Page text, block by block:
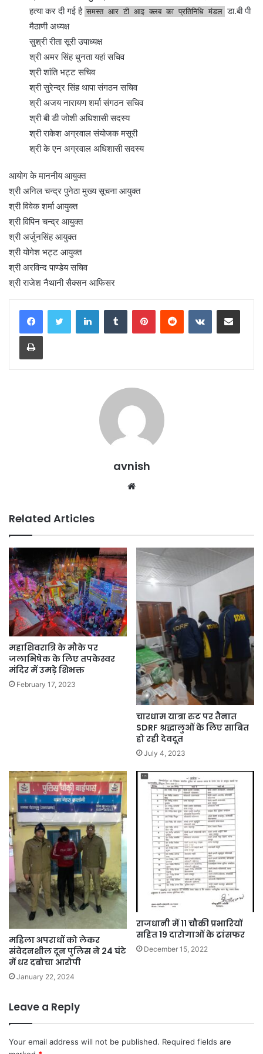
हत्या कर दी गई है समस्त आर टी आइ क्लब का प्रतिनिधि मंडल डा.बी पी
मैठाणी अध्यक्ष
सुश्री रीता सूरी उपाध्यक्ष
श्री अमर सिंह धुनता यहां सचिव
श्री शांति भट्ट सचिव
श्री सुरेन्द्र सिंह थापा संगठन सचिव
श्री अजय नारायण शर्मा संगठन सचिव
श्री बी डी जोशी अधिशासी सदस्य
श्री राकेश अग्रवाल संयोजक मसूरी
श्री के एन अग्रवाल अधिशासी सदस्य
आयोग के माननीय आयुक्त
श्री अनिल चन्द्र पुनेठा मुख्य सूचना आयुक्त
श्री विवेक शर्मा आयुक्त
श्री विपिन चन्द्र आयुक्त
श्री अर्जुनसिंह आयुक्त
श्री योगेश भट्ट आयुक्त
श्री अरविन्द पाण्डेय सचिव
श्री राजेश नैथानी सैक्सन आफिसर
LinkedInTumblr PinterestReddit VKontakteShare via Email
Print
avnish
Related Articles
महाशिवरात्रि के मौके पर
जलाभिषेक के लिए तपकेस्वर
मंदिर में उमड़े शिभक्त
February 17, 2023
चारधाम यात्रा रुट पर तैनात
SDRF श्रद्धालुओं के लिए साबित
हो रही देवदूत
July 4, 2023
महिला अपराधों को लेकर
संवेदनशील दून पुलिस ने 24 घंटे
में धर दबोचा आरोपी
January 22, 2024
राजधानी में 11 चौकी प्रभारियों
सहित 19 दारोगाओं के ट्रांसफर
December 15, 2022
Leave a Reply
Your email address will not be published. Required fields are